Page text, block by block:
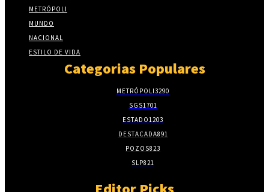
METRÓPOLI
MUNDO
NACIONAL
ESTILO DE VIDA
Categorias Populares
METRÓPOLI3290
SGS1701
ESTADO1203
DESTACADA891
POZOS823
SLP821